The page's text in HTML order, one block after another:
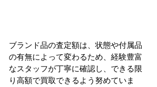
ブランド品の査定額は、状態や付属品
の有無によって変わるため、経験豊富
なスタッフが丁寧に確認し、できる限
り高額で買取できるよう努めていま